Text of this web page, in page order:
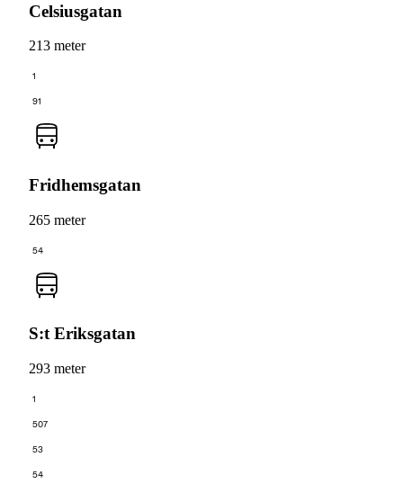
Celsiusgatan
213 meter
1
91
Fridhemsgatan
265 meter
54
S:t Eriksgatan
293 meter
1
507
53
54